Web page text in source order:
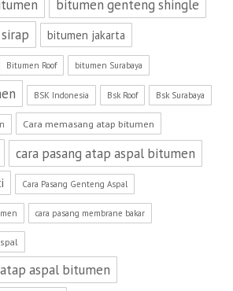
bitumen genteng shingle
bitumen jakarta
Bitumen Roof bitumen Surabaya
BSK Indonesia Bsk Roof Bsk Surabaya
Cara memasang atap bitumen
cara pasang atap aspal bitumen
Cara Pasang Genteng Aspal
cara pasang membrane bakar
aspal bitumen